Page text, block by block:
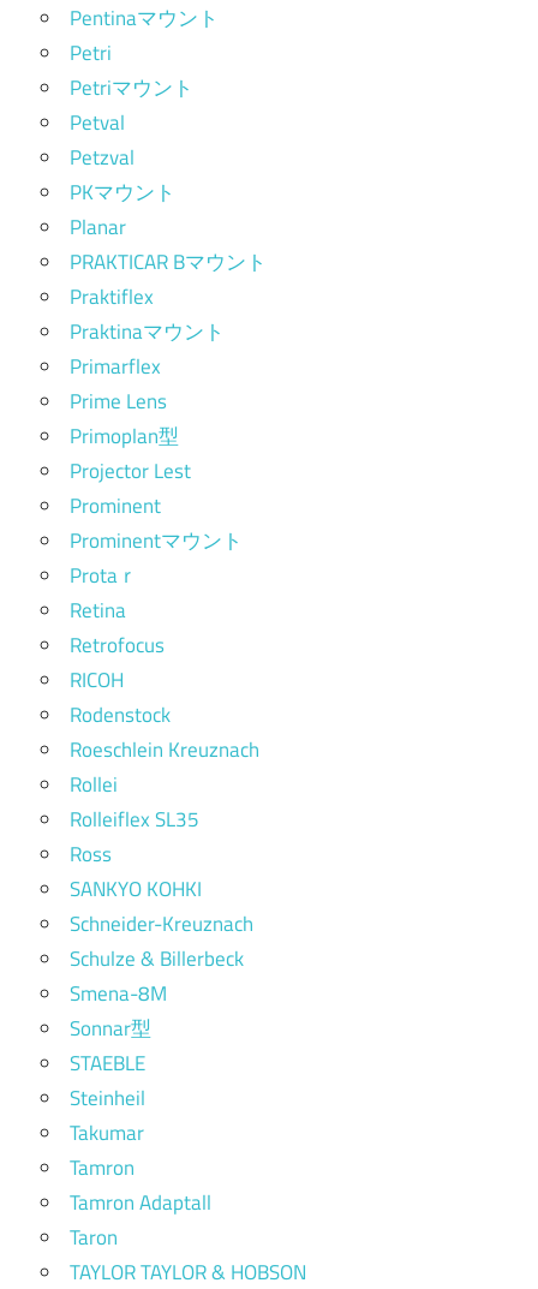
Pentinaマウント
Petri
Petriマウント
Petval
Petzval
PKマウント
Planar
PRAKTICAR Bマウント
Praktiflex
Praktinaマウント
Primarflex
Prime Lens
Primoplan型
Projector Lest
Prominent
Prominentマウント
Protaｒ
Retina
Retrofocus
RICOH
Rodenstock
Roeschlein Kreuznach
Rollei
Rolleiflex SL35
Ross
SANKYO KOHKI
Schneider-Kreuznach
Schulze & Billerbeck
Smena-8M
Sonnar型
STAEBLE
Steinheil
Takumar
Tamron
Tamron Adaptall
Taron
TAYLOR TAYLOR & HOBSON